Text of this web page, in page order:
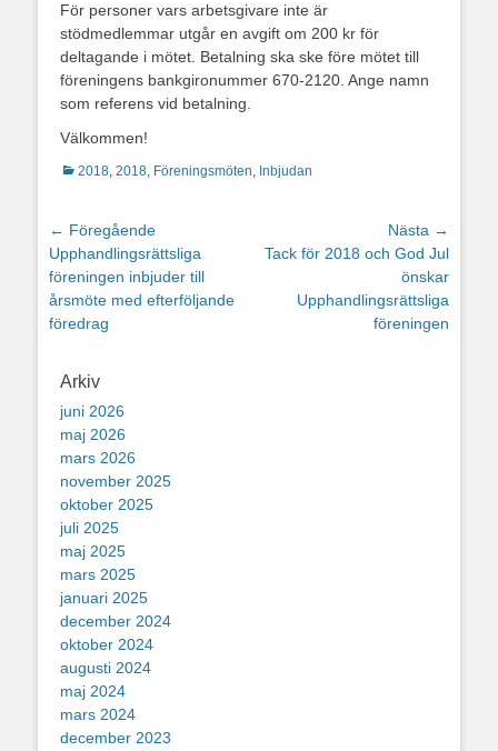
För personer vars arbetsgivare inte är
stödmedlemmar utgår en avgift om 200 kr för
deltagande i mötet. Betalning ska ske före mötet till
föreningens bankgironummer 670-2120. Ange namn
som referens vid betalning.
Välkommen!
Kategorier
2018, 2018, Föreningsmöten, Inbjudan
Inläggsnavigering
← Föregående
Föregående
inlägg:
Upphandlingsrättsliga
föreningen inbjuder till
årsmöte med efterföljande
föredrag
Nästa →
Nästa
Tack för 2018 och God Jul
önskar
Upphandlingsrättsliga
föreningen
Arkiv
juni 2026
maj 2026
mars 2026
november 2025
oktober 2025
juli 2025
maj 2025
mars 2025
januari 2025
december 2024
oktober 2024
augusti 2024
maj 2024
mars 2024
december 2023